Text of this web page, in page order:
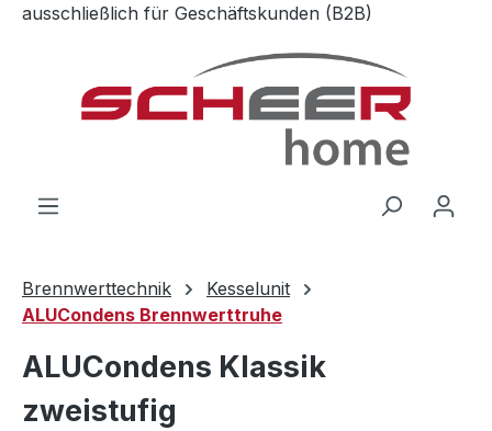
Zum Hauptinhalt springen
ausschließlich für Geschäftskunden (B2B)
Brennwerttechnik
Kesselunit
ALUCondens Brennwerttruhe
ALUCondens Klassik
zweistufig